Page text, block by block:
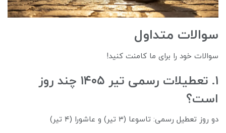
سوالات متداول
سوالات خود را برای ما کامنت کنید!
1. تعطیلات رسمی تیر ۱۴۰۵ چند روز
است؟
دو روز تعطیل رسمی: تاسوعا (۳ تیر) و عاشورا (۴ تیر)